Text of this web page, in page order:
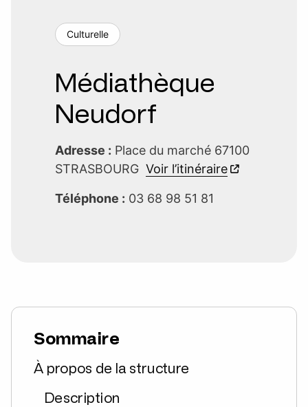
Culturelle
Médiathèque
Neudorf
Adresse : Place du marché 67100
STRASBOURG Voir l’itinéraire
Téléphone : 03 68 98 51 81
Sommaire
À propos de la structure
Description